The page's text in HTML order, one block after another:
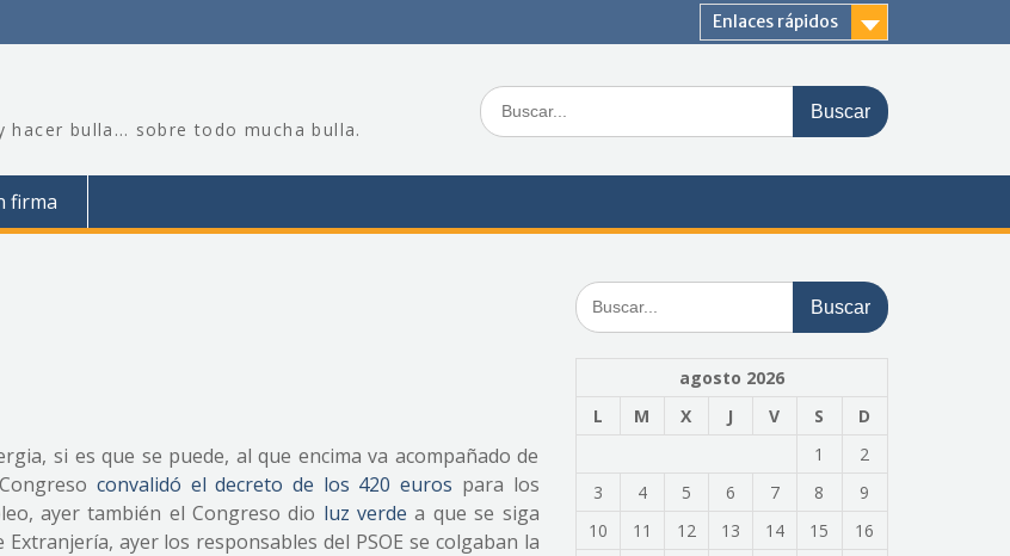
Enlaces rápidos
hacer bulla… sobre todo mucha bulla.
Buscar:
firma
si es que se puede, al que encima va acompañado de
convalidó el decreto de los 420 euros para los
ayer también el Congreso dio luz verde a que se siga
ayer los responsables del PSOE se colgaban la
Buscar:
agosto 2026
L
M X J V S
D
1
2
3
4 5 6 7 8
9
10
11 12 13 14 15
16